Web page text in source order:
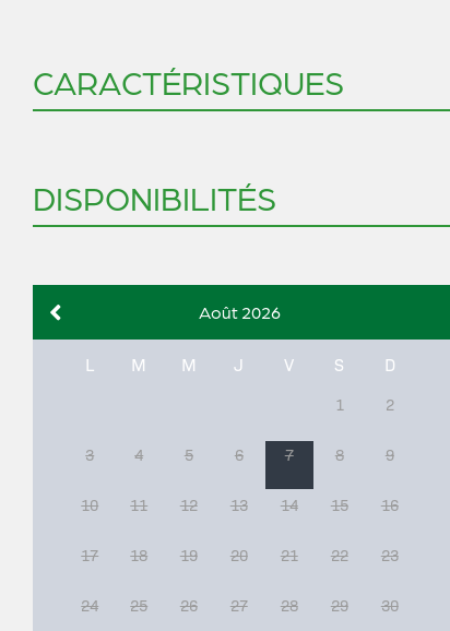
CARACTÉRISTIQUES
DISPONIBILITÉS
Août 2026
L M M J V S D
1 2
3 4 5 6 7 8 9
10 11 12 13 14 15 16
17 18 19 20 21 22 23
24 25 26 27 28 29 30